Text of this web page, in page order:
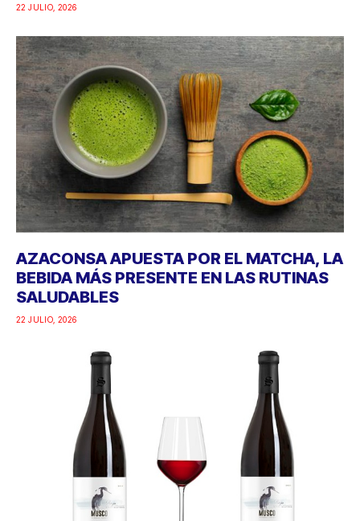
22 JULIO, 2026
AZACONSA APUESTA POR EL MATCHA, LA
BEBIDA MÁS PRESENTE EN LAS RUTINAS
SALUDABLES
22 JULIO, 2026